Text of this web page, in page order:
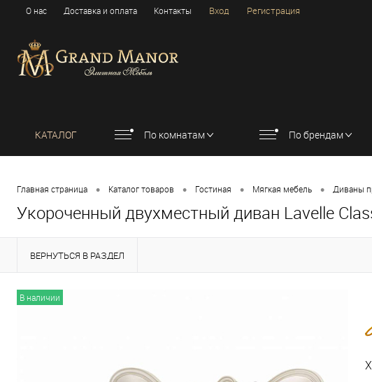
О нас Доставка и оплата Контакты Вход Регистрация
КАТАЛОГ По комнатам По брендам
Главная страница • Каталог товаров • Гостиная • Мягкая мебель • Диваны
Укороченный двухместный диван Lavelle
ВЕРНУТЬСЯ В РАЗДЕЛ
В наличии